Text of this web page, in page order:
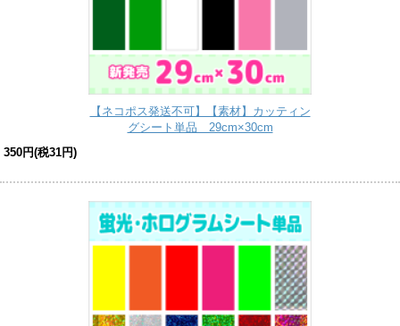
【ネコポス発送不可】【素材】カッティン
グシート単品 29cm×30cm
350円(税31円)